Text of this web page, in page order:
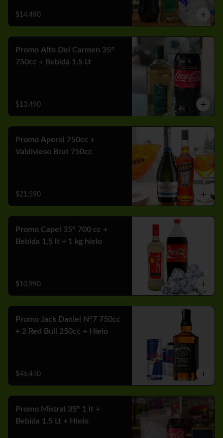
$14.490
Promo Alto Del Carmen 35°
750cc + Bebida 1.5 Lt
$13.490
Promo Aperol 750cc +
Valdivieso Brut 750cc
$21.590
Promo Capel 35° 700 cc +
Bebida 1,5 lt + 1 kg hielo
$10.990
Promo Jack Daniel N°7 750cc
+ 2 Red Bull 250cc + Hielo
$46.450
Promo Mistral 35° 1 lt +
Bebida 1.5 Lt + Hielo